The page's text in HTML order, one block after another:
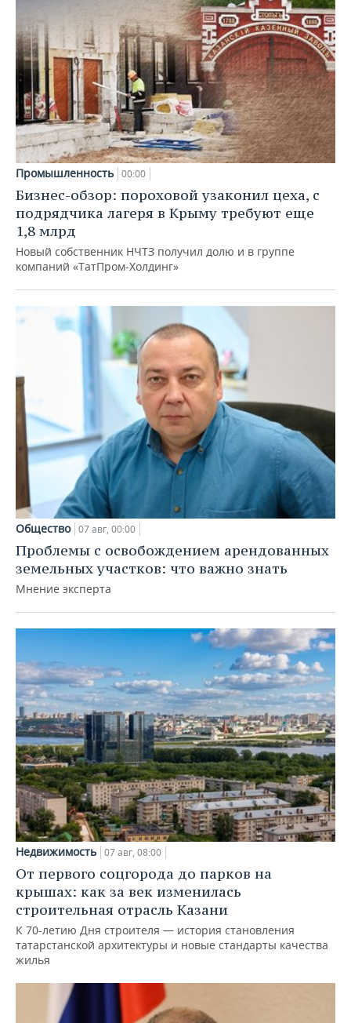
Промышленность 00:00
Бизнес-обзор: пороховой узаконил цеха, с
подрядчика лагеря в Крыму требуют еще
1,8 млрд
Новый собственник НЧТЗ получил долю и в группе
компаний «ТатПром-Холдинг»
Общество 07 авг, 00:00
Проблемы с освобождением арендованных
земельных участков: что важно знать
Мнение эксперта
Недвижимость 07 авг, 08:00
От первого соцгорода до парков на
крышах: как за век изменилась
строительная отрасль Казани
К 70-летию Дня строителя — история становления
татарстанской архитектуры и новые стандарты качества
жилья